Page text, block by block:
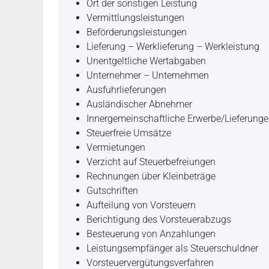
Ort der sonstigen Leistung
Vermittlungsleistungen
Beförderungsleistungen
Lieferung – Werklieferung – Werkleistung
Unentgeltliche Wertabgaben
Unternehmer – Unternehmen
Ausfuhrlieferungen
Ausländischer Abnehmer
Innergemeinschaftliche Erwerbe/
Steuerfreie Umsätze
Vermietungen
Verzicht auf Steuerbefreiungen
Rechnungen über Kleinbeträge
Gutschriften
Aufteilung von Vorsteuern
Berichtigung des Vorsteuerabzugs
Besteuerung von Anzahlungen
Leistungsempfänger als Steuerschuldner
Vorsteuervergütungsverfahren